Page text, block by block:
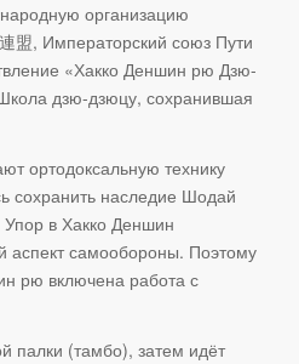
организацию
盟, Императорский союз Пути
«Хакко Деншин рю Дзю-
дзю-дзюцу, сохранившая
ортодоксальную технику
сохранить наследие Шодай
в Хакко Деншин
аспект самообороны. Поэтому
рю включена работа с
палки (тамбо), затем идёт